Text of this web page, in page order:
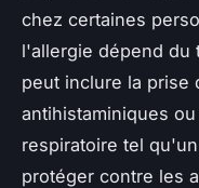
chez certaines
l'allergie dépend du
peut inclure la prise
antihistaminiques
respiratoire tel
protéger contre les